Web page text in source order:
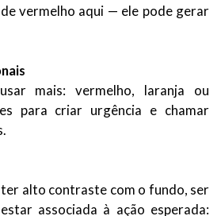
vermelho aqui — ele pode gerar
mais: vermelho, laranja ou
para criar urgência e chamar
alto contraste com o fundo, ser
associada à ação esperada: